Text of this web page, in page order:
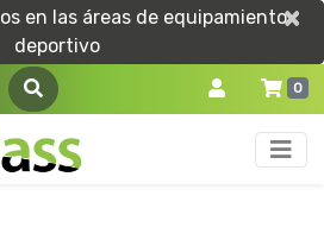
en las áreas de equipamiento
deportivo
×
×
0